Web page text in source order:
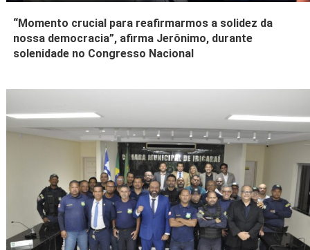
“Momento crucial para reafirmarmos a solidez da
nossa democracia”, afirma Jerônimo, durante
solenidade no Congresso Nacional